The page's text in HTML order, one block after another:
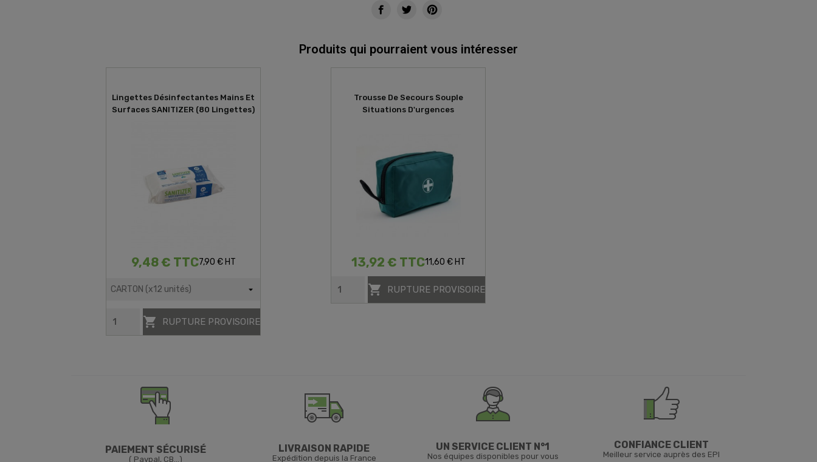
Produits qui pourraient vous intéresser
Lingettes Désinfectantes Mains Et
Surfaces SANITIZER (80 Lingettes)
9,48 € TTC7,90 € HT
 RUPTURE PROVISOIRE
Trousse De Secours Souple
Situations D'urgences
13,92 € TTC11,60 € HT
 RUPTURE PROVISOIRE
PAIEMENT SÉCURISÉ
( Paypal, CB...)
LIVRAISON RAPIDE
Expédition depuis la France
UN SERVICE CLIENT N°1
Nos équipes disponibles pour vous
CONFIANCE CLIENT
Meilleur service auprès des EPI